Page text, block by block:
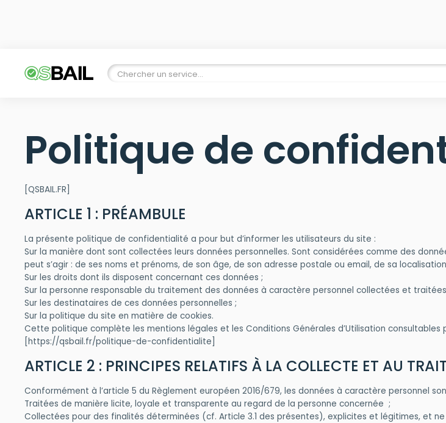
Politique de
[QSBAIL.FR]
ARTICLE 1 : PRÉAMBULE
La présente politique de confidentialité a pour but d’informer les utilisateurs du site :
Sur la manière dont sont collectées leurs données personnelles. Sont considérées comme des
peut s’agir : de ses noms et prénoms, de son âge, de son adresse postale ou email, de sa
Sur les droits dont ils disposent concernant ces données ;
Sur la personne responsable du traitement des données à caractère personnel collectées et
Sur les destinataires de ces données personnelles ;
Sur la politique du site en matière de cookies.
Cette politique complète les mentions légales et les Conditions Générales d’Utilisation consultables
[https://qsbail.fr/politique-de-confidentialite]
ARTICLE 2 : PRINCIPES RELATIFS À LA COLLECTE ET AU
Conformément à l’article 5 du Règlement européen 2016/679, les données à caractère personnel
Traitées de manière licite, loyale et transparente au regard de la personne concernée ;
Collectées pour des finalités déterminées (cf. Article 3.1 des présentes), explicites et légitimes, et